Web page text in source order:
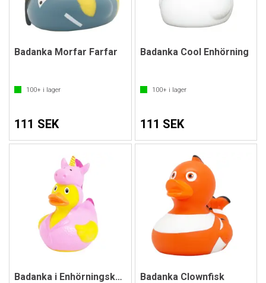
Badanka Morfar Farfar
100+ i lager
111 SEK
Badanka Cool Enhörning
100+i lager
111 SEK
Badanka i Enhörningskostym Badanka Clownfisk